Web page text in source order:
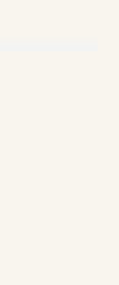
Pittoreschi